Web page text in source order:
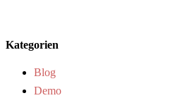
Kategorien
Blog
Demo